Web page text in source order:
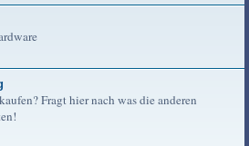
Fragt hier nach was die anderen